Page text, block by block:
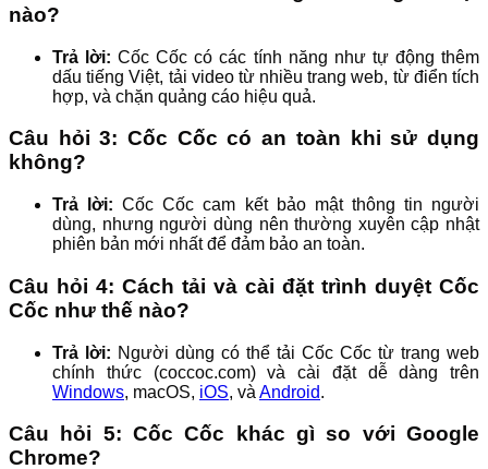
nào?
Trả lời:Cốc Cốc có các tính năng như tự động thêm
dấu tiếng Việt, tải video từ nhiều trang web, từ điển tích
hợp, và chặn quảng cáo hiệu quả.
Câu hỏi 3: Cốc Cốc có an toàn khi sử dụng
không?
Trả lời: Cốc Cốc cam kết bảo mật thông tin người
dùng, nhưng người dùng nên thường xuyên cập nhật
phiên bản mới nhất để đảm bảo an toàn.
Câu hỏi 4: Cách tải và cài đặt trình duyệt Cốc
Cốc như thế nào?
Trả lời: Người dùng có thể tải Cốc Cốc từ trang web
chính thức (coccoc.com) và cài đặt dễ dàng trên
Windows, macOS, iOS, và Android.
Câu hỏi 5: Cốc Cốc khác gì so với Google
Chrome?